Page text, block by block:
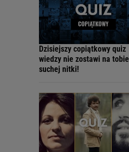
Dzisiejszy copiątkowy quiz
wiedzy nie zostawi na tobie
suchej nitki!